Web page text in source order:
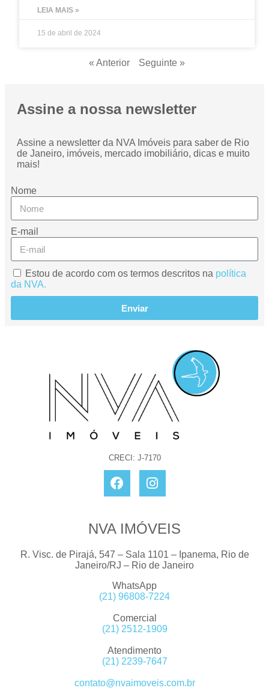
LEIA MAIS »
15 de abril de 2024
« Anterior Seguinte »
Assine a nossa newsletter
Assine a newsletter da NVA Imóveis para saber de Rio
de Janeiro, imóveis, mercado imobiliário, dicas e muito
mais!
Nome
E-mail
Estou de acordo com os termos descritos na política
da NVA.
Enviar
CRECI: J-7170
NVA IMÓVEIS
R. Visc. de Pirajá, 547 – Sala 1101 – Ipanema, Rio de
Janeiro/RJ – Rio de Janeiro
WhatsApp
(21) 96808-7224
Comercial
(21) 2512-1909
Atendimento
(21) 2239-7647
contato@nvaimoveis.com.br